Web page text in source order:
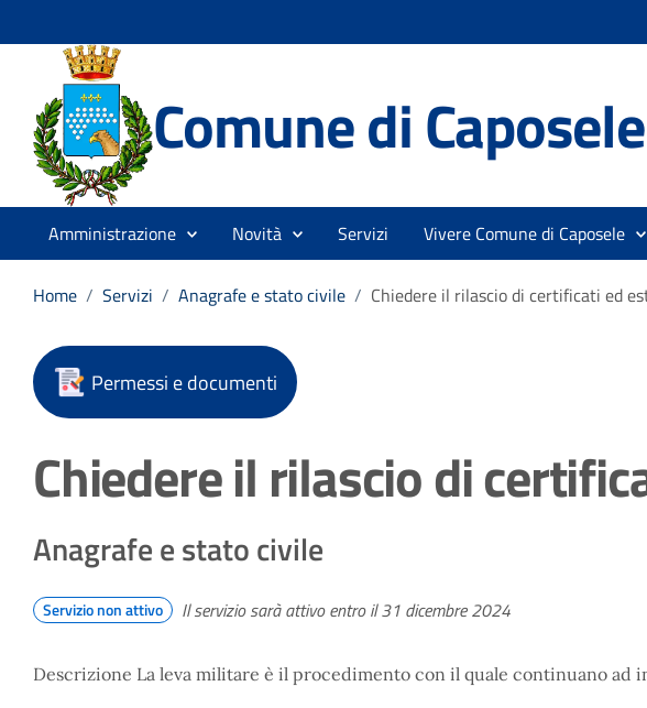
Comune di Caposele
Amministrazione Novità Servizi Vivere Comune di Caposele
Home / Servizi / Anagrafe e stato civile / Chiedere il rilascio di certificati ed
Permessi e documenti
Chiedere il rilascio di
Anagrafe e stato civile
Servizio non attivo Il servizio sarà attivo entro il 31 dicembre 2024
Descrizione La leva militare è il procedimento con il quale continuano ad